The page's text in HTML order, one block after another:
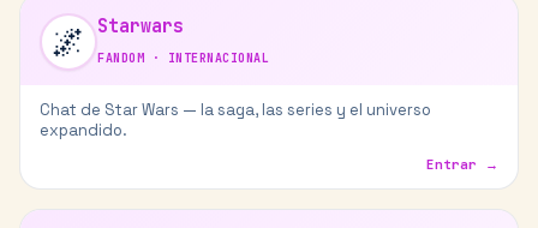
🌌 Starwars
FANDOM · INTERNACIONAL
Chat de Star Wars — la saga, las series y el universo
expandido.
Entrar →